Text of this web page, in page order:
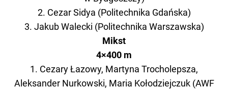
2. Cezar Sidya (Politechnika Gdańska)
3. Jakub Walecki (Politechnika Warszawska)
Mikst
4×400 m
1. Cezary Łazowy, Martyna Trocholepsza,
Aleksander Nurkowski, Maria Kołodziejczuk (AWF